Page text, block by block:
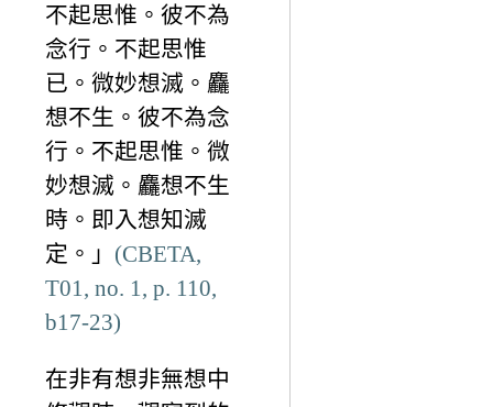
不起思惟。彼不為
念行。不起思惟
已。微妙想滅。麤
想不生。彼不為念
行。不起思惟。微
妙想滅。麤想不生
時。即入想知滅
定。」 (CBETA,
T01, no. 1, p. 110,
b17-23)
在非有想非無想中